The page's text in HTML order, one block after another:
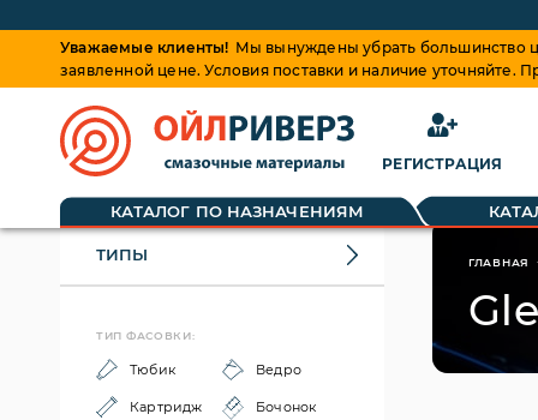
Уважаемые клиенты! Мы вынуждены убрать большинство
заявленной цене. Условия поставки и наличие
РЕГИСТРАЦИЯ
КАТАЛОГ ПО НАЗНАЧЕНИЯМ
ТИПЫ
ТИП ФАСОВКИ:
Тюбик Ведро
Картридж Бочонок
ГЛАВНАЯ